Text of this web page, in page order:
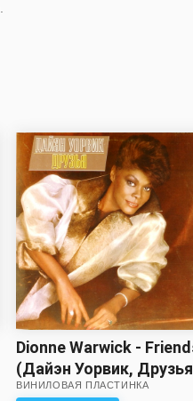
Dionne Warwick -
(Дайэн Уорвик,
(звук близок к
ВИНИЛОВАЯ ПЛАСТИНКА